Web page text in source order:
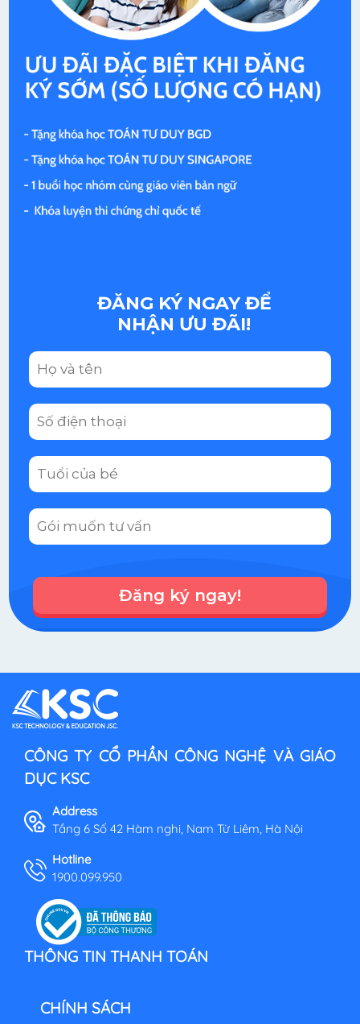
ĐĂNG KÝ NGAY ĐỂ
NHẬN ƯU ĐÃI!
Đăng ký ngay!
CÔNG TY CỔ PHẦN CÔNG NGHỆ VÀ GIÁO
DỤC KSC
Address
Tầng 6 Số 42 Hàm nghi, Nam Từ Liêm, Hà Nội
Hotline
1900.099.950
THÔNG TIN THANH TOÁN
CHÍNH SÁCH